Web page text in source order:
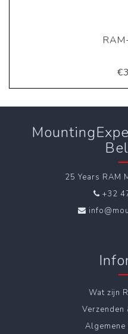
25 Years RAM
+32
Wat zijn
Verzenden